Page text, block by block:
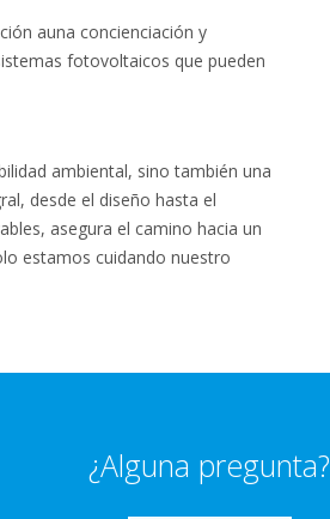
auna concienciación y
fotovoltaicos que pueden
ambiental, sino también una
desde el diseño hasta el
asegura el camino hacia un
estamos cuidando nuestro
¿Alguna pregunta?